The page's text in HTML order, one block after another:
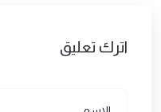
اترك تعليق